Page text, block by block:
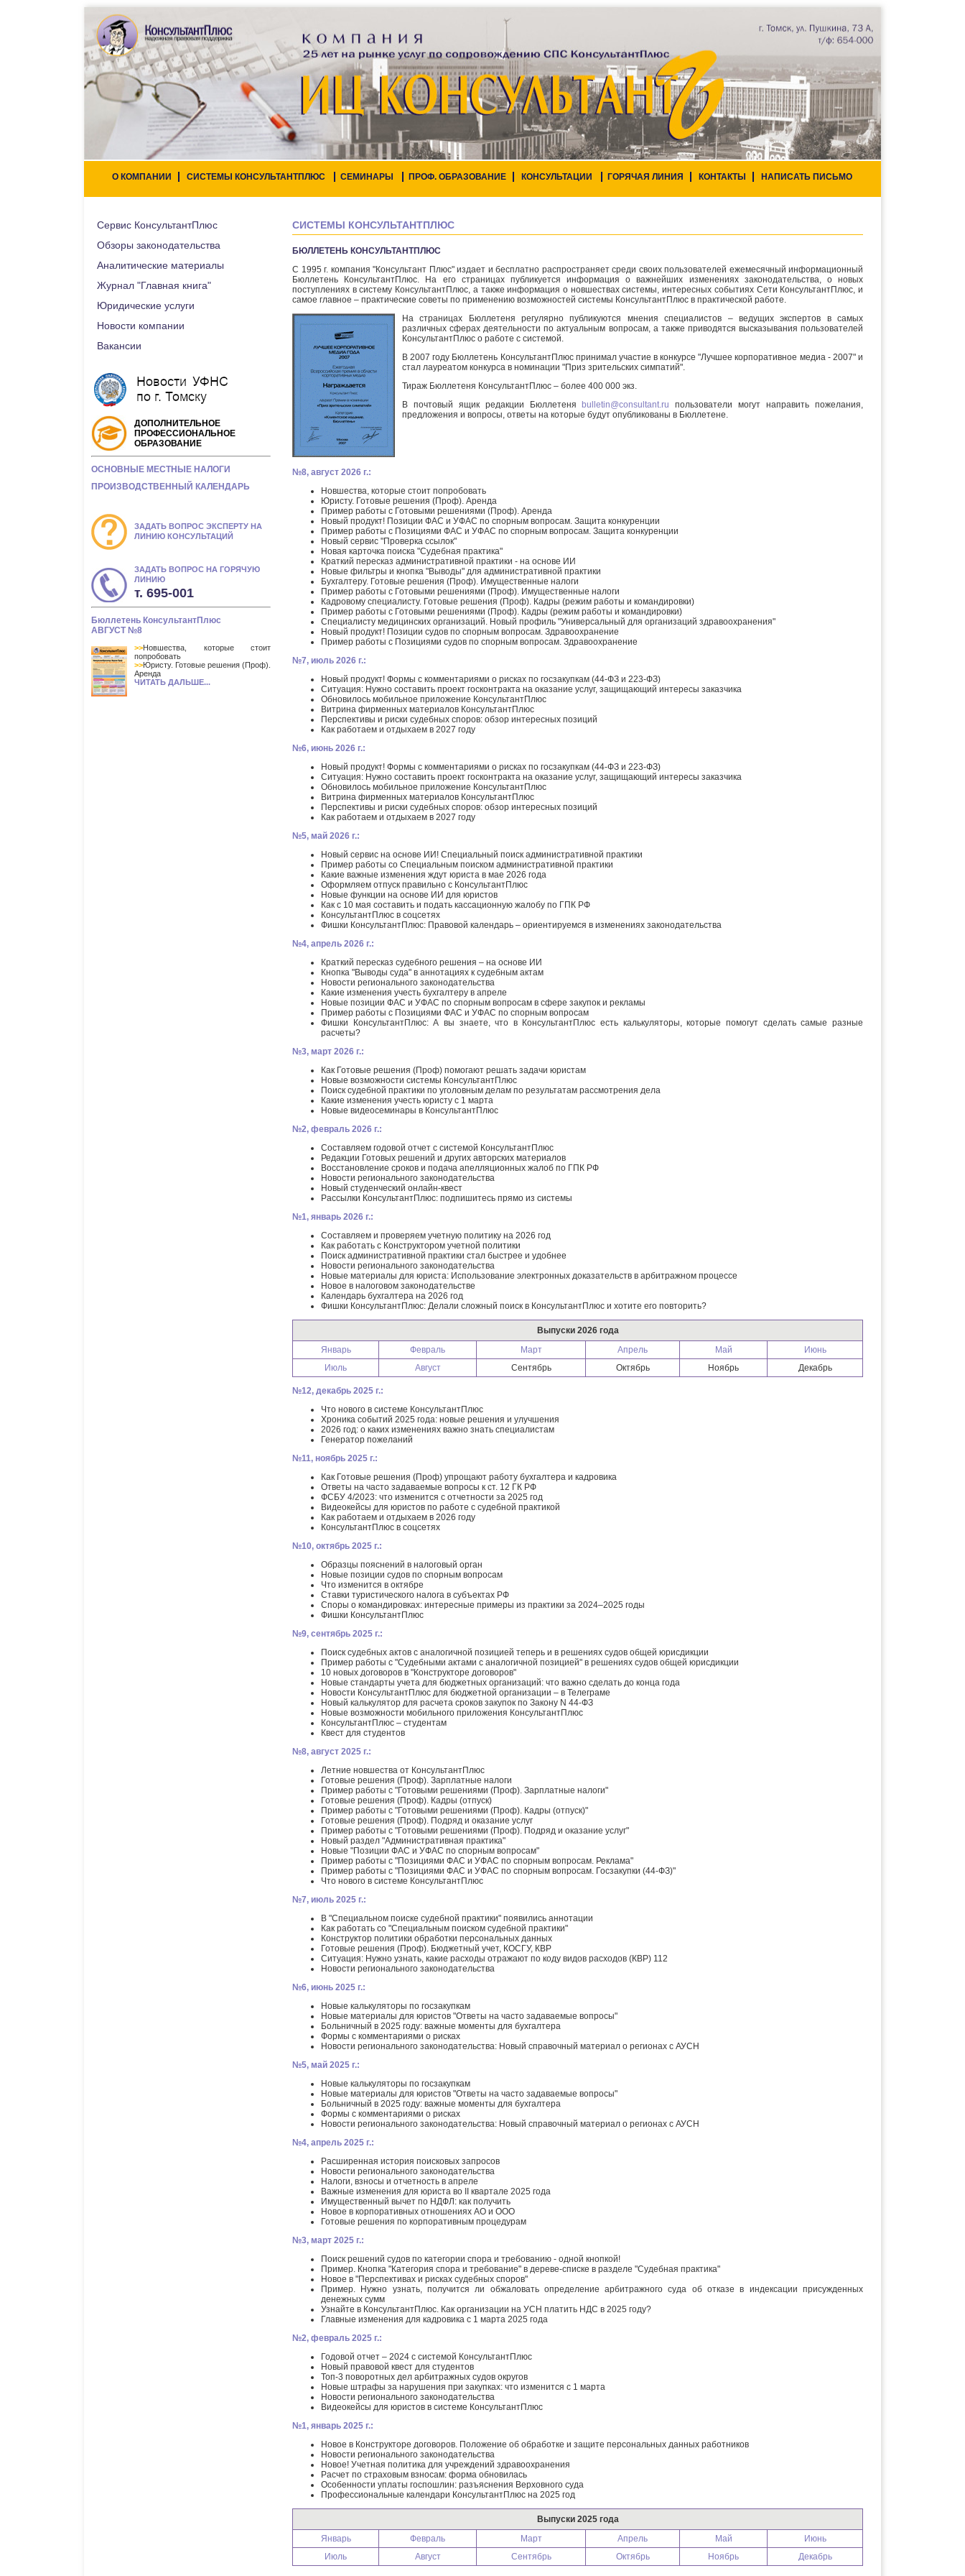
О КОМПАНИИ СИСТЕМЫ КОНСУЛЬТАНТПЛЮС СЕМИНАРЫ ПРОФ. ОБРАЗОВАНИЕ КОНСУЛЬТАЦИИ ГОРЯЧАЯ ЛИНИЯ КОНТАКТЫ НАПИСАТЬ ПИСЬМО
Сервис КонсультантПлюс
Обзоры законодательства
Аналитические материалы
Журнал "Главная книга"
Юридические услуги
Новости компании
Вакансии
ДОПОЛНИТЕЛЬНОЕ
ПРОФЕССИОНАЛЬНОЕ
ОБРАЗОВАНИЕ
ОСНОВНЫЕ МЕСТНЫЕ НАЛОГИ
ПРОИЗВОДСТВЕННЫЙ КАЛЕНДАРЬ
ЗАДАТЬ ВОПРОС ЭКСПЕРТУ НА
ЛИНИЮ КОНСУЛЬТАЦИЙ
ЗАДАТЬ ВОПРОС НА ГОРЯЧУЮ
ЛИНИЮ
т. 695-001
Бюллетень КонсультантПлюс
АВГУСТ №8
>>Новшества, которые стоит
попробовать
>>Юристу. Готовые решения (Проф).
Аренда
ЧИТАТЬ ДАЛЬШЕ...
СИСТЕМЫ КОНСУЛЬТАНТПЛЮС
БЮЛЛЕТЕНЬ КОНСУЛЬТАНТПЛЮС
С 1995 г. компания "Консультант Плюс" издает и бесплатно распространяет среди своих пользователей ежемесячный информационный
Бюллетень КонсультантПлюс. На его страницах публикуется информация о важнейших изменениях законодательства, о новых
поступлениях в систему КонсультантПлюс, а также информация о новшествах системы, интересных событиях Сети КонсультантПлюс, и
самое главное – практические советы по применению возможностей системы КонсультантПлюс в практической работе.
На страницах Бюллетеня регулярно публикуются мнения специалистов – ведущих экспертов в самых
различных сферах деятельности по актуальным вопросам, а также приводятся высказывания пользователей
КонсультантПлюс о работе с системой.
В 2007 году Бюллетень КонсультантПлюс принимал участие в конкурсе "Лучшее корпоративное медиа - 2007" и
стал лауреатом конкурса в номинации "Приз зрительских симпатий".
Тираж Бюллетеня КонсультантПлюс – более 400 000 экз.
В почтовый ящик редакции Бюллетеня
bulletin@consultant.ru
пользователи могут направить пожелания,
предложения и вопросы, ответы на которые будут опубликованы в Бюллетене.
№8, август 2026 г.:
Новшества, которые стоит попробовать
Юристу. Готовые решения (Проф). Аренда
Пример работы с Готовыми решениями (Проф). Аренда
Новый продукт! Позиции ФАС и УФАС по спорным вопросам. Защита конкуренции
Пример работы с Позициями ФАС и УФАС по спорным вопросам. Защита конкуренции
Новый сервис "Проверка ссылок"
Новая карточка поиска "Судебная практика"
Краткий пересказ административной практики - на основе ИИ
Новые фильтры и кнопка "Выводы" для административной практики
Бухгалтеру. Готовые решения (Проф). Имущественные налоги
Пример работы с Готовыми решениями (Проф). Имущественные налоги
Кадровому специалисту. Готовые решения (Проф). Кадры (режим работы и командировки)
Пример работы с Готовыми решениями (Проф). Кадры (режим работы и командировки)
Специалисту медицинских организаций. Новый профиль "Универсальный для организаций здравоохранения"
Новый продукт! Позиции судов по спорным вопросам. Здравоохранение
Пример работы с Позициями судов по спорным вопросам. Здравоохранение
№7, июль 2026 г.:
Новый продукт! Формы с комментариями о рисках по госзакупкам (44-ФЗ и 223-ФЗ)
Ситуация: Нужно составить проект госконтракта на оказание услуг, защищающий интересы заказчика
Обновилось мобильное приложение КонсультантПлюс
Витрина фирменных материалов КонсультантПлюс
Перспективы и риски судебных споров: обзор интересных позиций
Как работаем и отдыхаем в 2027 году
№6, июнь 2026 г.:
Новый продукт! Формы с комментариями о рисках по госзакупкам (44-ФЗ и 223-ФЗ)
Ситуация: Нужно составить проект госконтракта на оказание услуг, защищающий интересы заказчика
Обновилось мобильное приложение КонсультантПлюс
Витрина фирменных материалов КонсультантПлюс
Перспективы и риски судебных споров: обзор интересных позиций
Как работаем и отдыхаем в 2027 году
№5, май 2026 г.:
Новый сервис на основе ИИ! Специальный поиск административной практики
Пример работы со Специальным поиском административной практики
Какие важные изменения ждут юриста в мае 2026 года
Оформляем отпуск правильно с КонсультантПлюс
Новые функции на основе ИИ для юристов
Как с 10 мая составить и подать кассационную жалобу по ГПК РФ
КонсультантПлюс в соцсетях
Фишки КонсультантПлюс: Правовой календарь – ориентируемся в изменениях законодательства
№4, апрель 2026 г.:
Краткий пересказ судебного решения – на основе ИИ
Кнопка "Выводы суда" в аннотациях к судебным актам
Новости регионального законодательства
Какие изменения учесть бухгалтеру в апреле
Новые позиции ФАС и УФАС по спорным вопросам в сфере закупок и рекламы
Пример работы с Позициями ФАС и УФАС по спорным вопросам
Фишки КонсультантПлюс: А вы знаете, что в КонсультантПлюс есть калькуляторы, которые помогут сделать самые разные
расчеты?
№3, март 2026 г.:
Как Готовые решения (Проф) помогают решать задачи юристам
Новые возможности системы КонсультантПлюс
Поиск судебной практики по уголовным делам по результатам рассмотрения дела
Какие изменения учесть юристу с 1 марта
Новые видеосеминары в КонсультантПлюс
№2, февраль 2026 г.:
Составляем годовой отчет с системой КонсультантПлюс
Редакции Готовых решений и других авторских материалов
Восстановление сроков и подача апелляционных жалоб по ГПК РФ
Новости регионального законодательства
Новый студенческий онлайн-квест
Рассылки КонсультантПлюс: подпишитесь прямо из системы
№1, январь 2026 г.:
Составляем и проверяем учетную политику на 2026 год
Как работать с Конструктором учетной политики
Поиск административной практики стал быстрее и удобнее
Новости регионального законодательства
Новые материалы для юриста: Использование электронных доказательств в арбитражном процессе
Новое в налоговом законодательстве
Календарь бухгалтера на 2026 год
Фишки КонсультантПлюс: Делали сложный поиск в КонсультантПлюс и хотите его повторить?
Выпуски 2026 года
Январь
Февраль Март Апрель Май
Июнь
Июль
Август Сентябрь Октябрь Ноябрь Декабрь
№12, декабрь 2025 г.:
Что нового в системе КонсультантПлюс
Хроника событий 2025 года: новые решения и улучшения
2026 год: о каких изменениях важно знать специалистам
Генератор пожеланий
№11, ноябрь 2025 г.:
Как Готовые решения (Проф) упрощают работу бухгалтера и кадровика
Ответы на часто задаваемые вопросы к ст. 12 ГК РФ
ФСБУ 4/2023: что изменится с отчетности за 2025 год
Видеокейсы для юристов по работе с судебной практикой
Как работаем и отдыхаем в 2026 году
КонсультантПлюс в соцсетях
№10, октябрь 2025 г.:
Образцы пояснений в налоговый орган
Новые позиции судов по спорным вопросам
Что изменится в октябре
Ставки туристического налога в субъектах РФ
Споры о командировках: интересные примеры из практики за 2024–2025 годы
Фишки КонсультантПлюс
№9, сентябрь 2025 г.:
Поиск судебных актов с аналогичной позицией теперь и в решениях судов общей юрисдикции
Пример работы с "Судебными актами с аналогичной позицией" в решениях судов общей юрисдикции
10 новых договоров в "Конструкторе договоров"
Новые стандарты учета для бюджетных организаций: что важно сделать до конца года
Новости КонсультантПлюс для бюджетной организации – в Телеграме
Новый калькулятор для расчета сроков закупок по Закону N 44-ФЗ
Новые возможности мобильного приложения КонсультантПлюс
КонсультантПлюс – студентам
Квест для студентов
№8, август 2025 г.:
Летние новшества от КонсультантПлюс
Готовые решения (Проф). Зарплатные налоги
Пример работы с "Готовыми решениями (Проф). Зарплатные налоги"
Готовые решения (Проф). Кадры (отпуск)
Пример работы с "Готовыми решениями (Проф). Кадры (отпуск)"
Готовые решения (Проф). Подряд и оказание услуг
Пример работы с "Готовыми решениями (Проф). Подряд и оказание услуг"
Новый раздел "Административная практика"
Новые "Позиции ФАС и УФАС по спорным вопросам"
Пример работы с "Позициями ФАС и УФАС по спорным вопросам. Реклама"
Пример работы с "Позициями ФАС и УФАС по спорным вопросам. Госзакупки (44-ФЗ)"
Что нового в системе КонсультантПлюс
№7, июль 2025 г.:
В "Специальном поиске судебной практики" появились аннотации
Как работать со "Специальным поиском судебной практики"
Конструктор политики обработки персональных данных
Готовые решения (Проф). Бюджетный учет, КОСГУ, КВР
Ситуация: Нужно узнать, какие расходы отражают по коду видов расходов (КВР) 112
Новости регионального законодательства
№6, июнь 2025 г.:
Новые калькуляторы по госзакупкам
Новые материалы для юристов "Ответы на часто задаваемые вопросы"
Больничный в 2025 году: важные моменты для бухгалтера
Формы с комментариями о рисках
Новости регионального законодательства: Новый справочный материал о регионах с АУСН
№5, май 2025 г.:
Новые калькуляторы по госзакупкам
Новые материалы для юристов "Ответы на часто задаваемые вопросы"
Больничный в 2025 году: важные моменты для бухгалтера
Формы с комментариями о рисках
Новости регионального законодательства: Новый справочный материал о регионах с АУСН
№4, апрель 2025 г.:
Расширенная история поисковых запросов
Новости регионального законодательства
Налоги, взносы и отчетность в апреле
Важные изменения для юриста во II квартале 2025 года
Имущественный вычет по НДФЛ: как получить
Новое в корпоративных отношениях АО и ООО
Готовые решения по корпоративным процедурам
№3, март 2025 г.:
Поиск решений судов по категории спора и требованию - одной кнопкой!
Пример. Кнопка "Категория спора и требование" в дереве-списке в разделе "Судебная практика"
Новое в "Перспективах и рисках судебных споров"
Пример. Нужно узнать, получится ли обжаловать определение арбитражного суда об отказе в индексации присужденных
денежных сумм
Узнайте в КонсультантПлюс. Как организации на УСН платить НДС в 2025 году?
Главные изменения для кадровика с 1 марта 2025 года
№2, февраль 2025 г.:
Годовой отчет – 2024 с системой КонсультантПлюс
Новый правовой квест для студентов
Топ-3 поворотных дел арбитражных судов округов
Новые штрафы за нарушения при закупках: что изменится с 1 марта
Новости регионального законодательства
Видеокейсы для юристов в системе КонсультантПлюс
№1, январь 2025 г.:
Новое в Конструкторе договоров. Положение об обработке и защите персональных данных работников
Новости регионального законодательства
Новое! Учетная политика для учреждений здравоохранения
Расчет по страховым взносам: форма обновилась
Особенности уплаты госпошлин: разъяснения Верховного суда
Профессиональные календари КонсультантПлюс на 2025 год
Выпуски 2025 года
Январь
Февраль Март Апрель Май
Июнь
Июль
Август Сентябрь Октябрь Ноябрь Декабрь